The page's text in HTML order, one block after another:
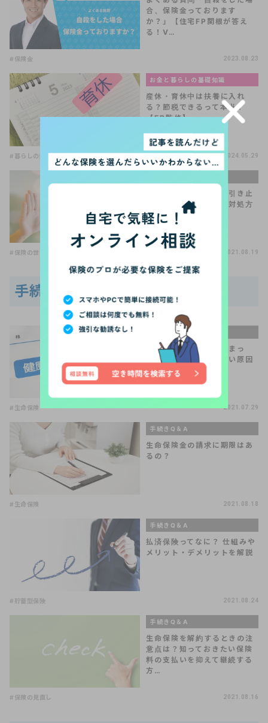
合、保険金っております
か？」【住宅FP関根が答え
る！V…
#保険金 2023.08.23
お金と暮らしの基礎知識
産休・育休中は扶養に入れ
る？節税できるって本当？
【FP監修】
#暮らしの知識 2024.05.29
気まずい保険の解約。引き止
められたらどうする？対処方
法を解説
#保険の世界は複雑 2021.08.19
手続きQ＆Aの関連記事
手続きQ＆A
生命保険を断られてしまっ
た！生命保険に入れない原因
って？
#生命保険 2021.07.29
手続きQ＆A
生命保険金の請求に期限はあ
るの？
#生命保険 2021.08.18
手続きQ＆A
払済保険ってなに？ 仕組みや
メリット・デメリットを解説
#貯蓄型保険 2021.08.24
手続きQ＆A
生命保険を解約するときの注
意点は？知っておきたい保険
料の支払いを抑えて継続する
方…
#保険の見直し 2021.08.16